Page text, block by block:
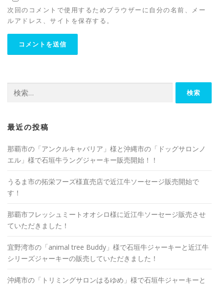
次回のコメントで使用するためブラウザーに自分の名前、メー
ルアドレス、サイトを保存する。
索:
最近の投稿
那覇市の「アンクルキャバリア」様と沖縄市の「ドッグサロンノ
エル」様で石垣牛ラングジャーキー販売開始！！
うるま市の拓栄フーズ様直売店で近江牛ソーセージ販売開始で
す！
那覇市フレッシュミートオオシロ様に近江牛ソーセージ販売させ
ていただきました！
宜野湾市の「animal tree Buddy」様で石垣牛ジャーキーと近江牛
シリーズジャーキーの販売していただきました！
沖縄市の「トリミングサロンはるゆめ」様で石垣牛ジャーキーと